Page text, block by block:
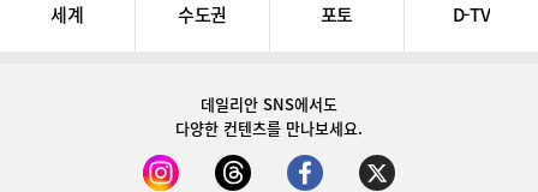
세계 수도권 포토 D-TV
데일리안 SNS에서도
다양한 컨텐츠를 만나보세요.